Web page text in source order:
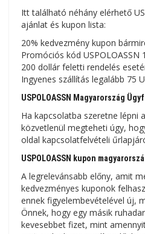
Itt található néhány elérhető
ajánlat és kupon lista:
20% kedvezmény kupon
Promóciós kód USPOLOASSN
200 dollár feletti rendelés
Ingyenes szállítás legalább 75
USPOLOASSN Magyarország
Ha kapcsolatba szeretne lépni
közvetlenül megteheti úgy,
oldal kapcsolatfelvételi
USPOLOASSN kupon
A legrelevánsabb előny, amit
kedvezményes kuponok
ennek figyelembevételével új,
Önnek, hogy egy másik
kevesebbet fizet, mint